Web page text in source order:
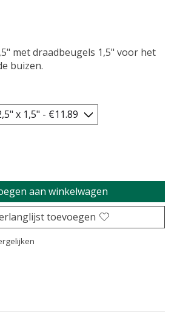
met draadbeugels 1,5" voor het
buizen.
aan winkelwagen
toevoegen